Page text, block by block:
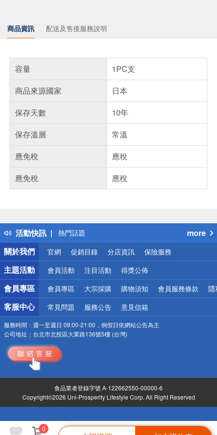
0
商品資訊 配送及售後服務說明
容量
1PC支
商品來源國家
日本
保存天數
10年
保存溫層
常溫
應免稅
應稅
應免稅
應稅
活動快訊
得獎公告
熱門話題
銀行優惠
偏遠地區配送
詐騙網頁！請小心！
more
關於我們
官網 促銷目錄 分店資訊 保險服務
主題活動 會員活動 注目活動 得獎公佈
會員專區 會員專區 大宗採購 購物須知 會員服務條款 隱
客服中心 常見問題 服務公告 意見信箱
服務時間： 週一至週日 09:00-21:00，例假日依網站公告為主
公司地址： 台北市北投區大業路136號5樓 (台灣)
食品業者登錄字號 A-122662550-00000-6
Copyright©2026 Uni-Prosperity Lifestyle Corp. All Right Reserved